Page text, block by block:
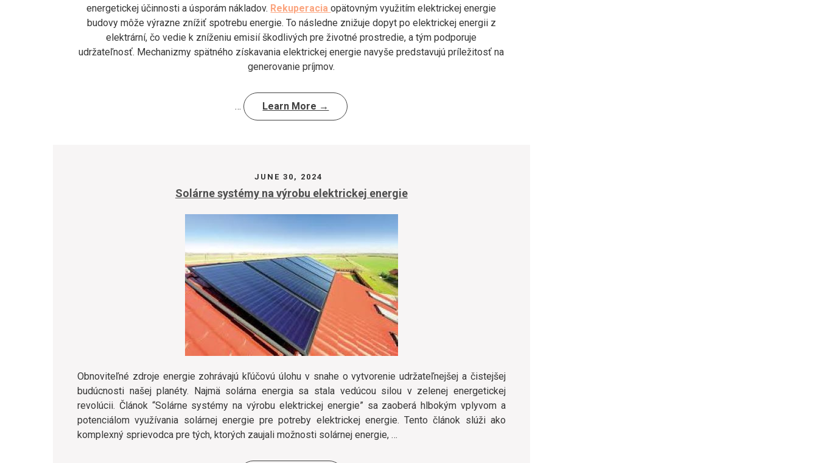
energetickej účinnosti a úsporám nákladov. Rekuperaciaopätovným využitím elektrickej energie
budovy môže výrazne znížiť spotrebu energie. To následne znižuje dopyt po elektrickej energii z
elektrární, čo vedie k zníženiu emisií škodlivých pre životné prostredie, a tým podporuje
udržateľnosť. Mechanizmy spätného získavania elektrickej energie navyše predstavujú príležitosť na
generovanie príjmov.
… Learn More →
JUNE 30, 2024
Solárne systémy na výrobu elektrickej energie
Obnoviteľné zdroje energie zohrávajú kľúčovú úlohu v snahe o vytvorenie udržateľnejšej a čistejšej
budúcnosti našej planéty. Najmä solárna energia sa stala vedúcou silou v zelenej energetickej
revolúcii. Článok “Solárne systémy na výrobu elektrickej energie” sa zaoberá hlbokým vplyvom a
potenciálom využívania solárnej energie pre potreby elektrickej energie. Tento článok slúži ako
komplexný sprievodca pre tých, ktorých zaujali možnosti solárnej energie, …